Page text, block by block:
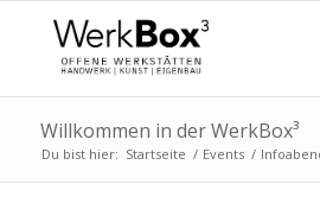
Willkommen in der WerkBox³
Du bist hier: Startseite / Events /